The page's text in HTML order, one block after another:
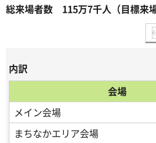
総来場者数 115万7千人（目標来
内訳
会場
メイン会場
まちなかエリア会場